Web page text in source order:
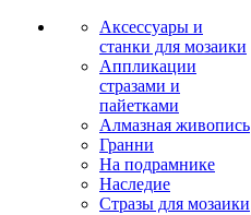
Аксессуары и
станки для мозаики
Аппликации
стразами и
пайетками
Алмазная живопись
Гранни
На подрамнике
Наследие
Стразы для мозаики